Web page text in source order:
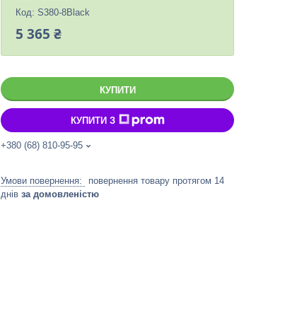
Код: S380-8Black
5 365 ₴
КУПИТИ
КУПИТИ З
+380 (68) 810-95-95
повернення товару протягом 14
днів за домовленістю